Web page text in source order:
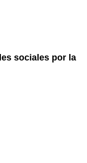
sociales por la